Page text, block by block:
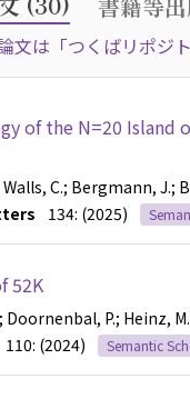
文は「つくばリポジ
of the N=20 Island
Walls, C.; Bergmann, J.;
134: (2025)
52K
; Doornenbal, P.; Heinz, M.
110: (2024) Semantic